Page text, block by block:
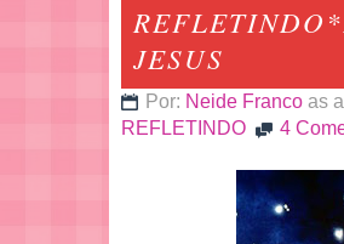
JESUS
Por: Neide Franco as
REFLETINDO
4